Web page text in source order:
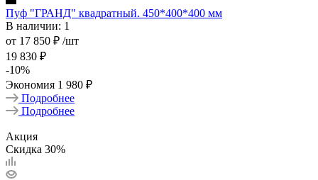
Пуф "ГРАНД" квадратный. 450*400*400 мм
В наличии: 1
от 17 850 ₽ /шт
19 830 ₽
-10%
Экономия 1 980 ₽
Подробнее
Подробнее
Акция
Скидка 30%